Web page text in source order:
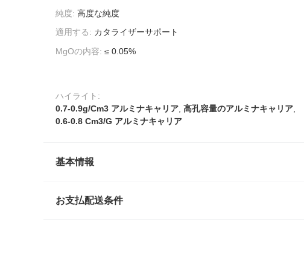
純度: 高度な純度
適用する: カタライザーサポート
MgOの内容: ≤ 0.05%
ハイライト:
0.7-0.9g/Cm3 アルミナキャリア 高孔容量のアルミナキャリア
0.6-0.8 Cm3/G アルミナキャリア
基本情報
お支払配送条件